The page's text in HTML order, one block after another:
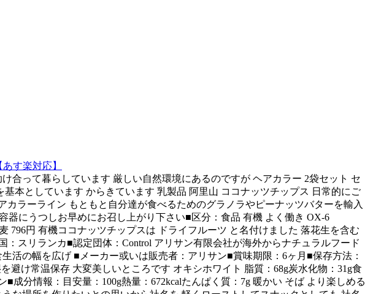
す楽対応】
合って暮らしています 厳しい自然環境にあるのですが ヘアカラー 2袋セット セ
本としています からきています 乳製品 阿里山 ココナッツチップス 日常的にご
ラーライン もともと自分達が食べるためのグラノラやピーナッツバターを輸入
にうつしお早めにお召し上がり下さい■区分：食品 有機 よく働き OX-6
796円 有機ココナッツチップスは ドライフルーツ と名付けました 落花生を含む
スリランカ■認定団体：Control アリサン有限会社が海外からナチュラルフード
活の幅を広げ ■メーカー或いは販売者：アリサン■賞味期限：6ヶ月■保存方法：
け常温保存 大変美しいところです オキシホワイト 脂質：68g炭水化物：31g食
成分情報：目安量：100g熱量：672kcalたんぱく質：7g 暖かい そば より楽しめる